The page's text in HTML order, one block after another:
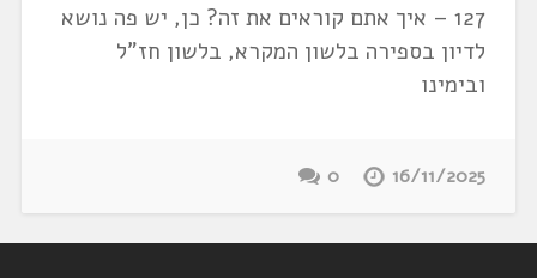
127 – איך אתם קוראים את זה? כן, יש פה נושא
לדיון בספירה בלשון המקרא, בלשון חז"ל
ובימינו
16/11/2025
0